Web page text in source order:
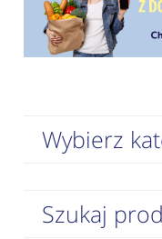
Wybierz
Szukaj